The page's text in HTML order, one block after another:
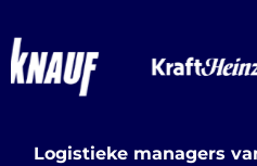
Ontdek
Logistieke managers